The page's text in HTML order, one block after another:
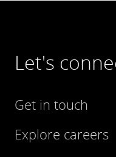
Let's
Get in touch
Explore careers